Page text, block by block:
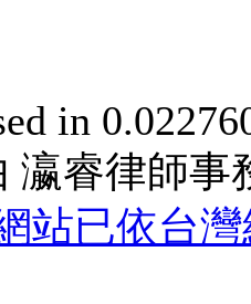
in
瀛睿律師事
站已依台